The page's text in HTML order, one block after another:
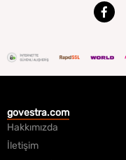
govestra.com
Hakkımızda
İletişim